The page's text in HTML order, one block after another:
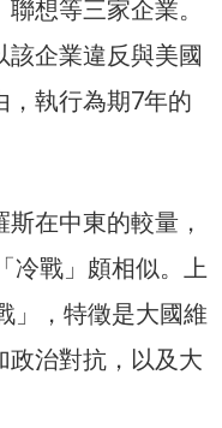
想等三家企業。
企業違反與美國
，執行為期7年的
在中東的較量，
冷戰」頗相似。上
」，特徵是大國維
政治對抗，以及大